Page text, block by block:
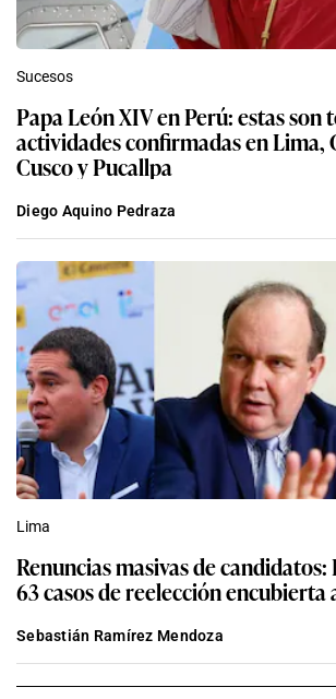
Sucesos
Papa León XIV en Perú: estas son
actividades confirmadas en Lima,
Cusco y Pucallpa
Diego Aquino Pedraza
Lima
Renuncias masivas de candidatos:
63 casos de reelección encubierta
Sebastián Ramírez Mendoza